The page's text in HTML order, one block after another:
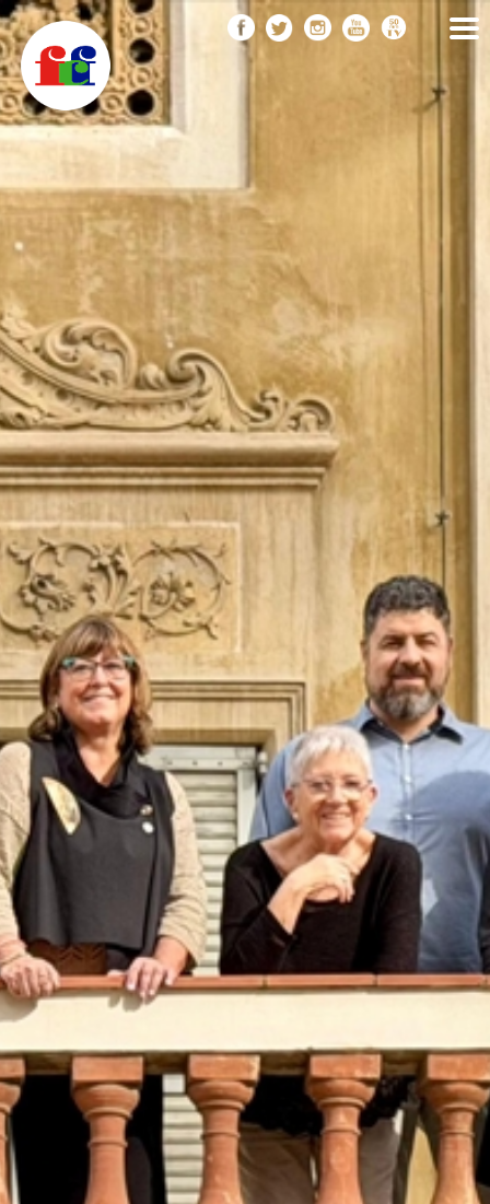
Vés
al
contingut
FEDERACIÓ CATALANA
DE FOTOGRAFIA
F
C
F